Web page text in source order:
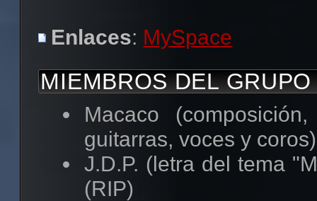
Enlaces: MySpace
MIEMBROS DEL GRUPO
Macaco
guitarras, voces y coros)
J.D.P. (letra del tema
(RIP)